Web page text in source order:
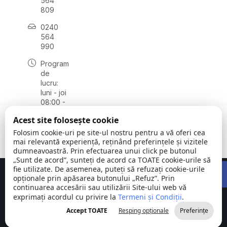
809
0240
564
990
Program
de
lucru:
luni - joi
08:00 -
vineri
08:00 -
14:00
Comuna
Stejaru |
județul Tulcea
©
2026
Toate
drepturile
rezervate
Concept realizat deBig Media Relații Publice SRL
Acest site folosește cookie
Folosim cookie-uri pe site-ul nostru pentru a vă oferi cea
mai relevantă experiență, reținând preferințele și vizitele
dumneavoastră. Prin efectuarea unui click pe butonul
„Sunt de acord”, sunteți de acord ca TOATE cookie-urile să
fie utilizate. De asemenea, puteți să refuzați cookie-urile
opționale prin apăsarea butonului „Refuz”. Prin
continuarea accesării sau utilizării Site-ului web vă
exprimați acordul cu privire la Termeni și Condiții.
Accept TOATE Resping opționale Preferințe